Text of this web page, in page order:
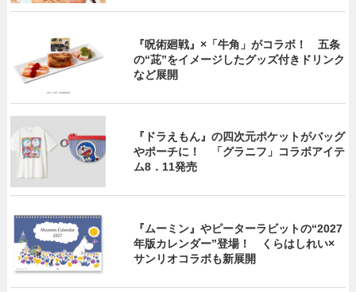
『呪術廻戦』×「牛角」がコラボ！ 五条
の“茈”をイメージしたグッズ付きドリンク
など展開
『ドラえもん』の四次元ポケットがバッグ
やポーチに！ 「グラニフ」コラボアイテ
ム8．11発売
『ムーミン』やピーターラビットの“2027
年版カレンダー”登場！ くらはしれい×
サンリオコラボも新展開